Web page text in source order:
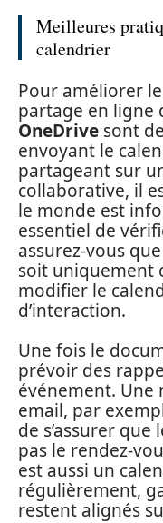
Meilleures
calendrier
Pour améliorer
partage en ligne
OneDrive sont
envoyant le
partageant sur
collaborative, il
le monde est
essentiel de
assurez-vous
soit uniquement
modifier le
d’interaction.
Une fois le
prévoir des
événement.
email, par
de s’assurer
pas le rendez-
est aussi un
régulièrement,
restent alignés